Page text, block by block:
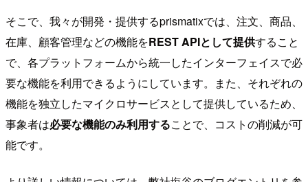
そこで、我々が開発・提供するprismatixでは、注文、商品、
在庫、顧客管理などの機能をREST APIとして提供すること
で、各プラットフォームから統一したインターフェイスで必
要な機能を利用できるようにしています。また、それぞれの
機能を独立したマイクロサービスとして提供しているため、
事象者は必要な機能のみ利用することで、コストの削減が可
能です。